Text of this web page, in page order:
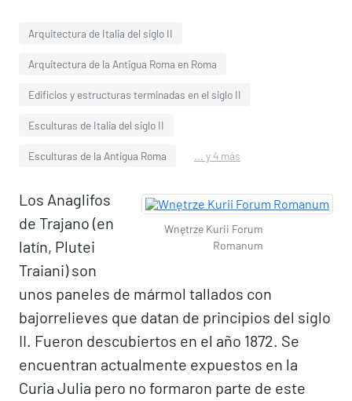
Arquitectura de Italia del siglo II
Arquitectura de la Antigua Roma en Roma
Edificios y estructuras terminadas en el siglo II
Esculturas de Italia del siglo II
Esculturas de la Antigua Roma ... y 4 más
Wnętrze Kurii Forum
Romanum
Los Anaglifos
de Trajano (en
latín, Plutei
Traiani) son
unos paneles de mármol tallados con
bajorrelieves que datan de principios del siglo
II. Fueron descubiertos en el año 1872. Se
encuentran actualmente expuestos en la
Curia Julia pero no formaron parte de este